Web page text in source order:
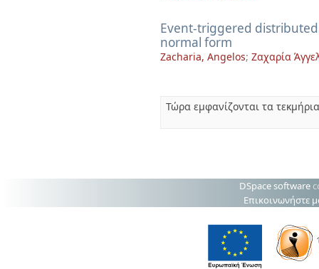
Event-triggered
normal form
Zacharia, Angelos; Ζαχαρία
Τώρα εμφανίζονται τα
DSpace software
Επικοινωνήστε